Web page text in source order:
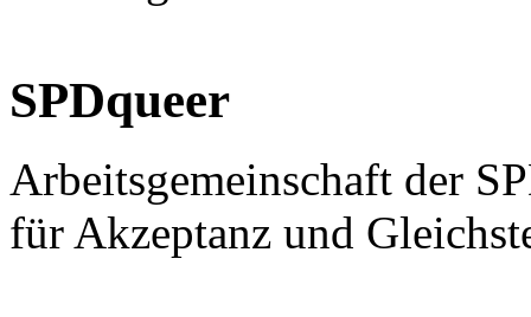
SPDqueer
Arbeitsgemeinschaft der
für Akzeptanz und